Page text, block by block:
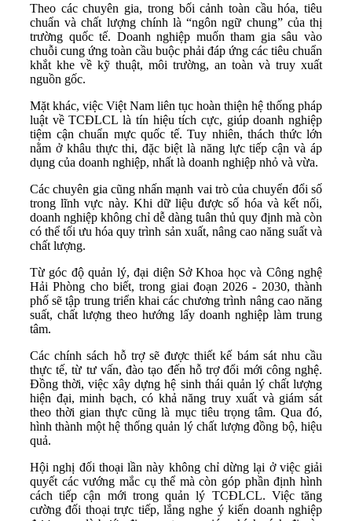
Theo các chuyên gia, trong bối cảnh toàn cầu hóa, tiêu
chuẩn và chất lượng chính là “ngôn ngữ chung” của thị
trường quốc tế. Doanh nghiệp muốn tham gia sâu vào
chuỗi cung ứng toàn cầu buộc phải đáp ứng các tiêu chuẩn
khắt khe về kỹ thuật, môi trường, an toàn và truy xuất
nguồn gốc.
Mặt khác, việc Việt Nam liên tục hoàn thiện hệ thống pháp
luật về TCĐLCL là tín hiệu tích cực, giúp doanh nghiệp
tiệm cận chuẩn mực quốc tế. Tuy nhiên, thách thức lớn
nằm ở khâu thực thi, đặc biệt là năng lực tiếp cận và áp
dụng của doanh nghiệp, nhất là doanh nghiệp nhỏ và vừa.
Các chuyên gia cũng nhấn mạnh vai trò của chuyển đổi số
trong lĩnh vực này. Khi dữ liệu được số hóa và kết nối,
doanh nghiệp không chỉ dễ dàng tuân thủ quy định mà còn
có thể tối ưu hóa quy trình sản xuất, nâng cao năng suất và
chất lượng.
Từ góc độ quản lý, đại diện Sở Khoa học và Công nghệ
Hải Phòng cho biết, trong giai đoạn 2026 - 2030, thành
phố sẽ tập trung triển khai các chương trình nâng cao năng
suất, chất lượng theo hướng lấy doanh nghiệp làm trung
tâm.
Các chính sách hỗ trợ sẽ được thiết kế bám sát nhu cầu
thực tế, từ tư vấn, đào tạo đến hỗ trợ đổi mới công nghệ.
Đồng thời, việc xây dựng hệ sinh thái quản lý chất lượng
hiện đại, minh bạch, có khả năng truy xuất và giám sát
theo thời gian thực cũng là mục tiêu trọng tâm. Qua đó,
hình thành một hệ thống quản lý chất lượng đồng bộ, hiệu
quả.
Hội nghị đối thoại lần này không chỉ dừng lại ở việc giải
quyết các vướng mắc cụ thể mà còn góp phần định hình
cách tiếp cận mới trong quản lý TCĐLCL. Việc tăng
cường đối thoại trực tiếp, lắng nghe ý kiến doanh nghiệp